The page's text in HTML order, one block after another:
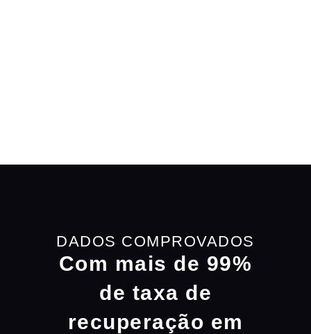
DADOS COMPROVADOS
Com mais de 99%
de taxa de
recuperação em